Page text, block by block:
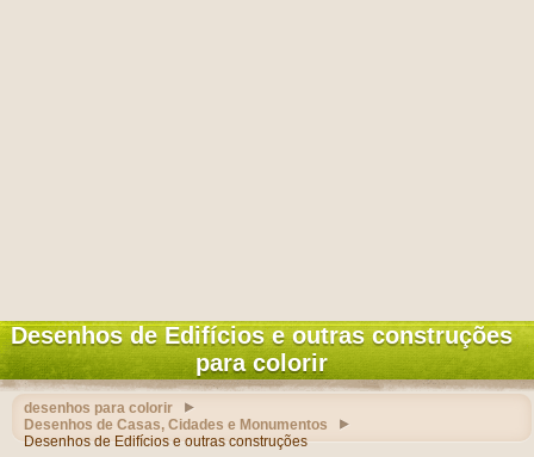
Desenhos de Edifícios e outras construções
para colorir
desenhos para colorir
Desenhos de Casas, Cidades e Monumentos
Desenhos de Edifícios e outras construções